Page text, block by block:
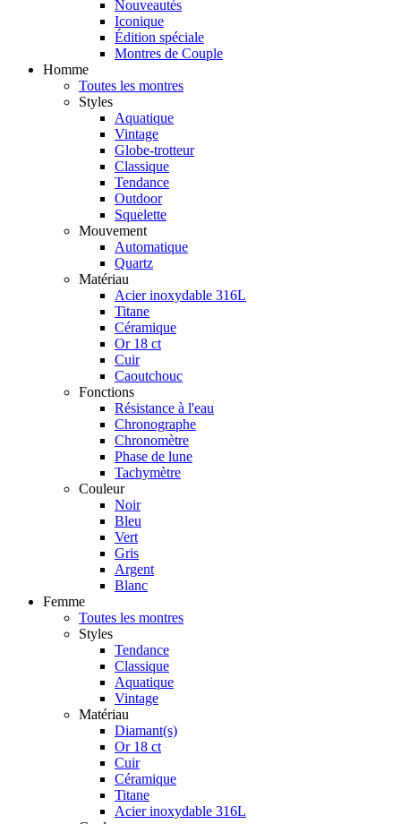
Nouveautés
Iconique
Édition spéciale
Montres de Couple
Homme
Toutes les montres
Styles
Aquatique
Vintage
Globe-trotteur
Classique
Tendance
Outdoor
Squelette
Mouvement
Automatique
Quartz
Matériau
Acier inoxydable 316L
Titane
Céramique
Or 18 ct
Cuir
Caoutchouc
Fonctions
Résistance à l'eau
Chronographe
Chronomètre
Phase de lune
Tachymètre
Couleur
Noir
Bleu
Vert
Gris
Argent
Blanc
Femme
Toutes les montres
Styles
Tendance
Classique
Aquatique
Vintage
Matériau
Diamant(s)
Or 18 ct
Cuir
Céramique
Titane
Acier inoxydable 316L